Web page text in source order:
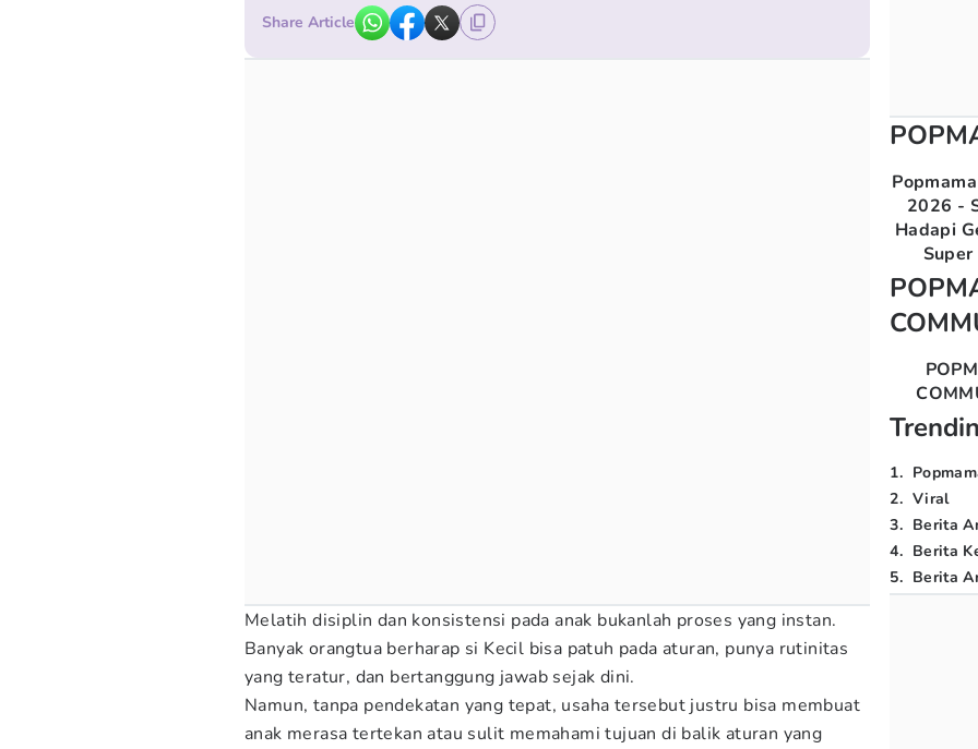
Share Article
Melatih disiplin dan konsistensi pada anak bukanlah proses yang instan.
Banyak orangtua berharap si Kecil bisa patuh pada aturan, punya rutinitas
yang teratur, dan bertanggung jawab sejak dini.
Namun, tanpa pendekatan yang tepat, usaha tersebut justru bisa membuat
anak merasa tertekan atau sulit memahami tujuan di balik aturan yang
2026 -
Hadapi
1.
2. Viral
3. Berita
4. Berita
5. Berita